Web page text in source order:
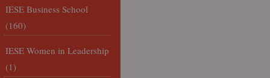
IESE Business School
(160)
IESE Women in Leadership
(1)